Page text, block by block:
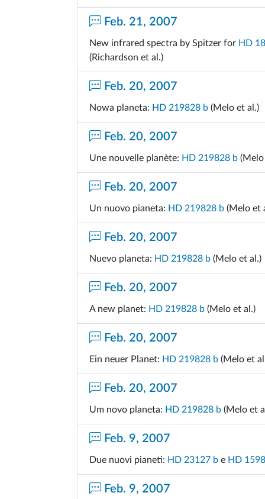
Feb. 21, 2007
New infrared spectra by Spitzer for HD
(Richardson et al.)
Feb. 20, 2007
Nowa planeta: HD 219828 b (Melo et al.)
Feb. 20, 2007
Une nouvelle planète: HD 219828 b
Feb. 20, 2007
Un nuovo pianeta: HD 219828 b (Melo et
Feb. 20, 2007
Nuevo planeta: HD 219828 b (Melo et al.)
Feb. 20, 2007
A new planet: HD 219828 b (Melo et al.)
Feb. 20, 2007
Ein neuer Planet: HD 219828 b (Melo et
Feb. 20, 2007
Um novo planeta: HD 219828 b (Melo et
Feb. 9, 2007
Due nuovi pianeti: HD 23127 b e HD
Feb. 9, 2007